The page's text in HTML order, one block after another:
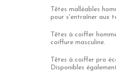
Têtes malléables
pour s'entraîner aux
Têtes à coiffer
coiffure masculine.
Têtes à coiffer pro
Disponibles